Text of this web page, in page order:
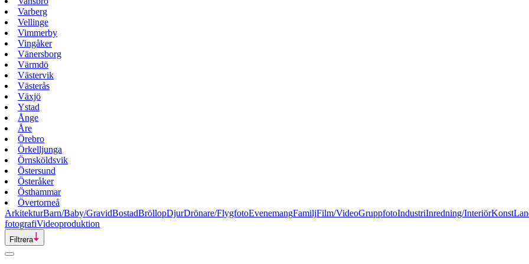
Varberg
Vellinge
Vimmerby
Vingåker
Vänersborg
Värmdö
Västervik
Västerås
Växjö
Ystad
Ånge
Åre
Örebro
Örkelljunga
Örnsköldsvik
Östersund
Österåker
Östhammar
Övertorneå
ArkitekturBarn/Baby/GravidBostadBröllopDjurDrönare/FlygfotoEvenemangFamiljFilm/VideoGruppfotoIndustriInredning/InteriörKonst
fotografiVideoproduktion
Filtrera